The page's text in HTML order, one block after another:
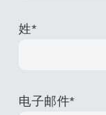
姓*
电子邮件*